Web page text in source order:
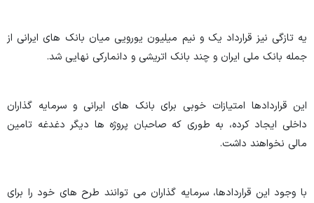
یه تازگی نیز قرارداد یک و نیم میلیون یورویی میان بانک های ایرانی از
جمله بانک ملی ایران و چند بانک اتریشی و دانمارکی نهایی شد.
این قراردادها امتیازات خوبی برای بانک های ایرانی و سرمایه گذاران
داخلی ایجاد کرده، به طوری که صاحبان پروژه ها دیگر دغدغه تامین
مالی نخواهند داشت.
با وجود این قراردادها، سرمایه گذاران می توانند طرح های خود را برای